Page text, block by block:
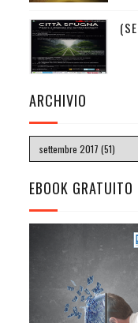
ARCHIVIO
EBOOK GRATUITO